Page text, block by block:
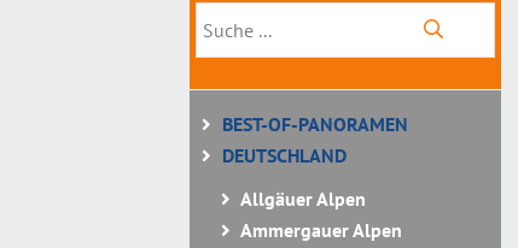
BEST-OF-PANORAMEN
DEUTSCHLAND
Allgäuer Alpen
Ammergauer Alpen